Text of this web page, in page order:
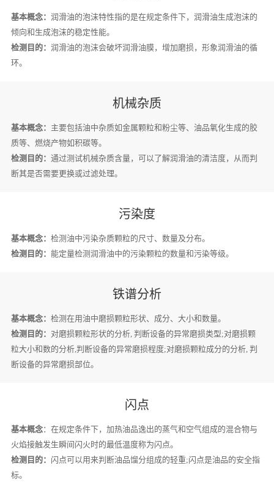
基本概念： 润滑油的泡沫特性指的是在规定条件下，润滑油生成泡沫的
倾向和生成泡沫的稳定性能。
检测目的： 润滑油的泡沫会破坏润滑油膜，增加磨损，形象润滑油的循
环。
机械杂质
基本概念： 主要包括油中杂质如金属颗粒和粉尘等、油品氧化生成的胶
质等、燃烧产物如积碳等。
检测目的： 通过测试机械杂质含量，可以了解润滑油的清洁度，从而判
断其是否需要更换或过滤处理。
污染度
基本概念： 检测油中污染杂质颗粒的尺寸、数量及分布。
检测目的： 能定量检测润滑油中的污染颗粒的数量和污染等级。
铁谱分析
基本概念： 检测在用油中磨损颗粒形状、成分、大小和数量。
检测目的： 对磨损颗粒形状的分析, 判断设备的异常磨损类型;对磨损颗
粒大小和数的分析,判断设备的异常磨损程度;对磨损颗粒成分的分析, 判
断设备的异常磨损部位。
闪点
基本概念：在规定条件下，加热油品逸出的蒸气和空气组成的混合物与
火焰接触发生瞬间闪火时的最低温度称为闪点。
检测目的： 闪点可以用来判断油品馏分组成的轻重;闪点是油品的安全指
标。